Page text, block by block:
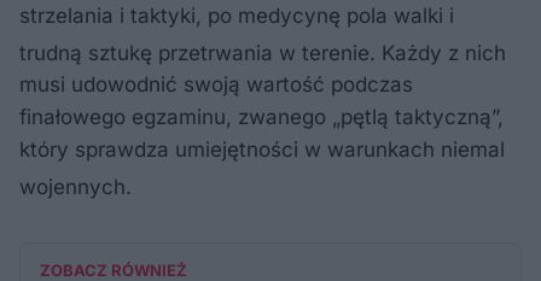
strzelania i taktyki, po medycynę pola walki i
trudną sztukę przetrwania w terenie. Każdy z nich
musi udowodnić swoją wartość podczas
finałowego egzaminu, zwanego „pętlą taktyczną”,
który sprawdza umiejętności w warunkach niemal
wojennych.
ZOBACZ RÓWNIEŻ